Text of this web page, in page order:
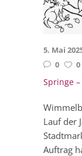
5. Mai
0
0
Springe
Lauf der
Auftrag